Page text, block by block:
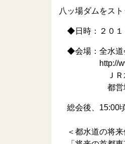
八ッ場ダムをス
◆日時：２０１
◆会場：全水道
http://
ＪＲ水道橋
都営地下鉄
総会後、15:00
＜都水道の将来